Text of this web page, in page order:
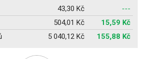
43,30 Kč
---
504,01 Kč
15,59 Kč
5 040,12 Kč 155,88 Kč